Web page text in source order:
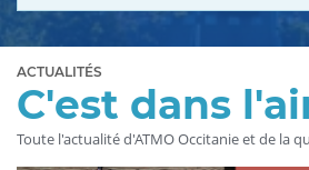
ACTUALITÉS
C'est dans
Toute l'actualité d'ATMO Occitanie et de la